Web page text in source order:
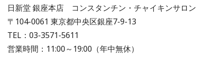
日新堂 銀座本店 コンスタンチン・チャイキンサロン
〒104-0061 東京都中央区銀座7-9-13
TEL：03-3571-5611
営業時間：11:00～19:00（年中無休）